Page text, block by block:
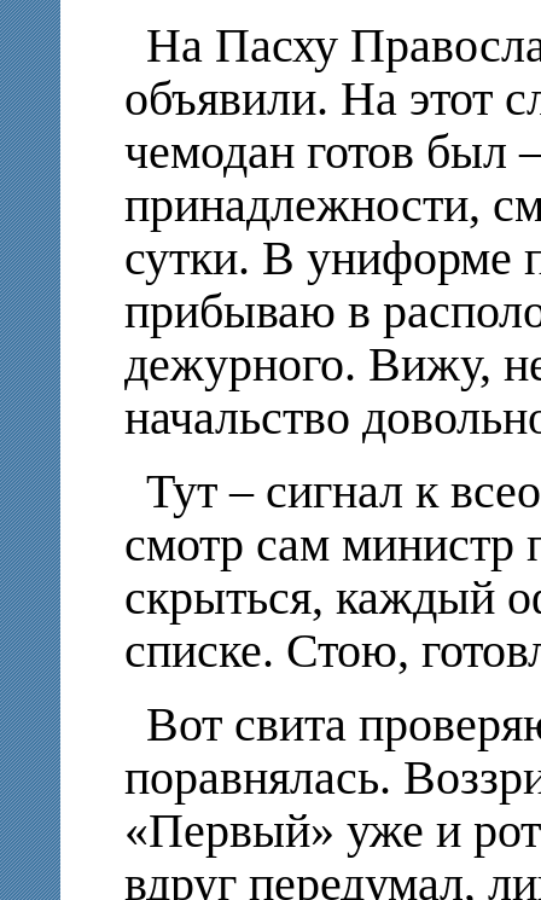
На Пасху
объявили. На этот
чемодан готов был
принадлежности,
сутки. В униформе
прибываю в
дежурного. Вижу,
начальство
Тут – сигнал к
смотр сам министр
скрыться, каждый
списке. Стою,
Вот свита
поравнялась.
«Первый» уже и
вдруг передумал,